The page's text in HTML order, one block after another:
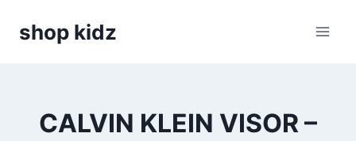
shop kidz
CALVIN KLEIN VISOR –